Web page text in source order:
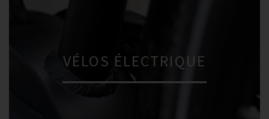
VÉLOS ÉLECTRIQUE